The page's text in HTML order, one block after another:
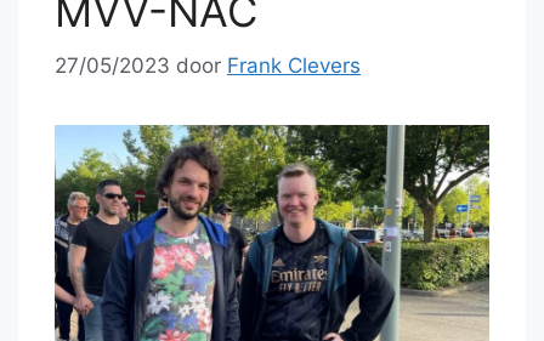
MVV-NAC
27/05/2023 door Frank Clevers